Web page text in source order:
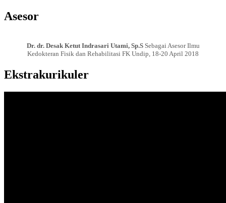
Asesor
Dr. dr. Desak Ketut Indrasari Utami, Sp.SSebagai Asesor Ilmu
Kedokteran Fisik dan Rehabilitasi FK Undip, 18-20 April 2018
Ekstrakurikuler